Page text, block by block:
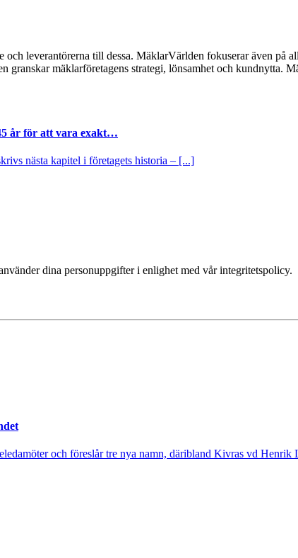
leverantörerna till dessa. MäklarVärlden fokuserar även på
granskar mäklarföretagens strategi, lönsamhet och kundnytta.
år för att vara exakt…
nästa kapitel i företagets historia – [...]
dina personuppgifter i enlighet med vår integritetspolicy.
och föreslår tre nya namn, däribland Kivras vd Henrik